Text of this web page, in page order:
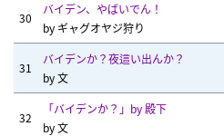
30
バイデン、やばいでん！
by ギャグオヤジ狩り
31
バイデンか？夜這い出んか？
by文
32
「バイデンか？」by 殿下
by文